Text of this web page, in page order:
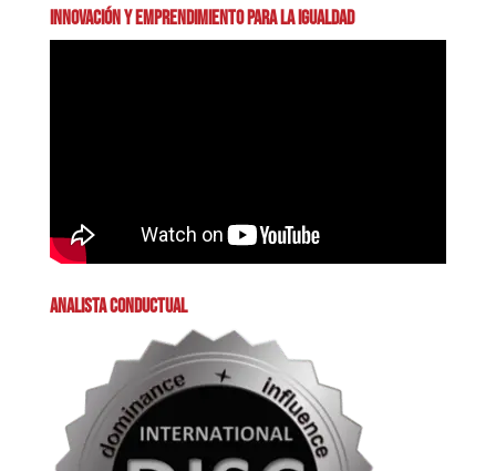
INNOVACIÓN Y EMPRENDIMIENTO PARA LA IGUALDAD
ANALISTA CONDUCTUAL